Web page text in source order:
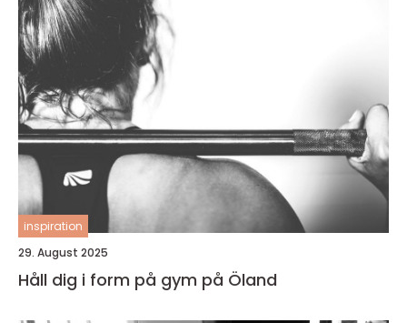
inspiration
29. August 2025
Håll dig i form på gym på Öland